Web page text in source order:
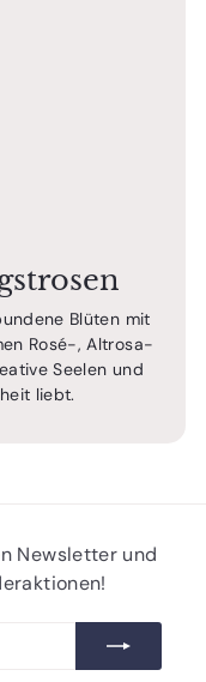
Blüten mit
Rosé-, Altrosa-
Seelen und
liebt.
Newsletter und